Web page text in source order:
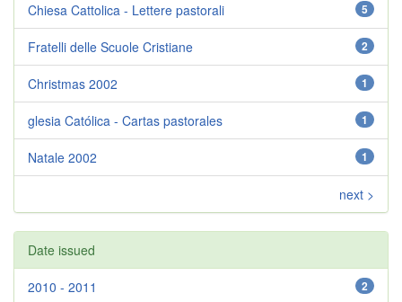
5
Chiesa Cattolica - Lettere pastorali
2
Fratelli delle Scuole Cristiane
1
Christmas 2002
1
glesia Católica - Cartas pastorales
1
Natale 2002
next >
Date issued
2
2010 - 2011